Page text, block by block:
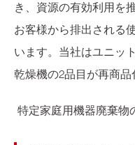
き、資源の有効利用を
お客様から排出される
います。当社はユニッ
乾燥機の2品目が再商品
特定家庭用機器廃棄物